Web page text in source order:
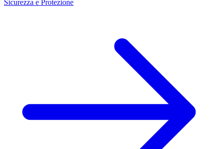
Sicurezza e Protezione